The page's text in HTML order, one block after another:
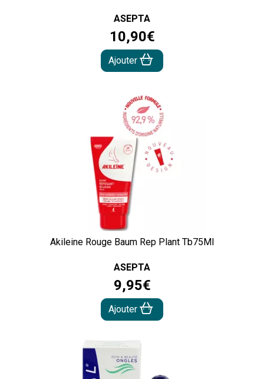
ASEPTA
10,90€
Ajouter
Akileine Rouge Baum Rep Plant Tb75Ml
ASEPTA
9,95€
Ajouter